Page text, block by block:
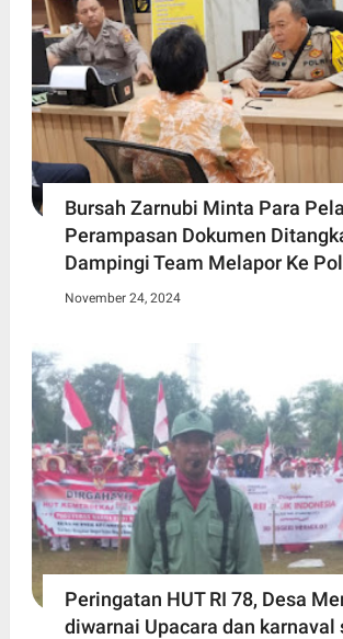
Bursah Zarnubi Minta Para
Perampasan Dokumen
Dampingi Team Melapor Ke
November 24, 2024
Peringatan HUT RI 78, Desa
diwarnai Upacara dan karnaval